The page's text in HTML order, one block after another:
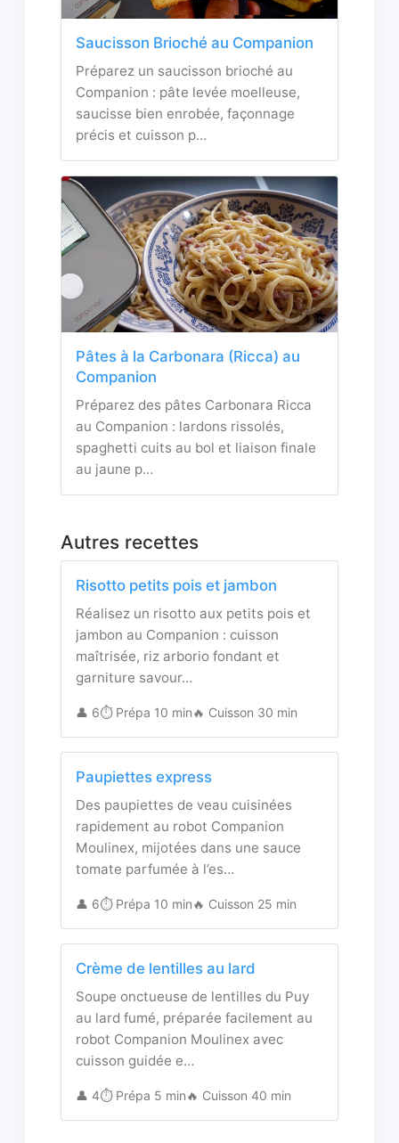
Saucisson Brioché au Companion
Préparez un saucisson brioché au
Companion : pâte levée moelleuse,
saucisse bien enrobée, façonnage
précis et cuisson p…
Pâtes à la Carbonara (Ricca) au
Companion
Préparez des pâtes Carbonara Ricca
au Companion : lardons rissolés,
spaghetti cuits au bol et liaison finale
au jaune p…
Autres recettes
Risotto petits pois et jambon
Réalisez un risotto aux petits pois et
jambon au Companion : cuisson
maîtrisée, riz arborio fondant et
garniture savour…
👤 6⏱️ Prépa 10 min🔥 Cuisson 30 min
Paupiettes express
Des paupiettes de veau cuisinées
rapidement au robot Companion
Moulinex, mijotées dans une sauce
tomate parfumée à l’es…
👤 6⏱️ Prépa 10 min🔥 Cuisson 25 min
Crème de lentilles au lard
Soupe onctueuse de lentilles du Puy
au lard fumé, préparée facilement au
robot Companion Moulinex avec
cuisson guidée e…
👤 4⏱️ Prépa 5 min🔥 Cuisson 40 min